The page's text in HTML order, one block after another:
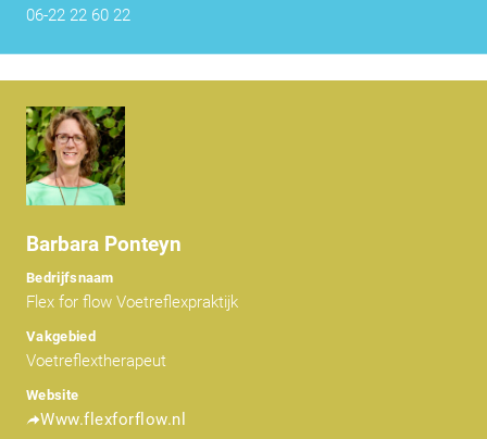
06-22 22 60 22
Barbara Ponteyn
Bedrijfsnaam
Flex for flow Voetreflexpraktijk
Vakgebied
Voetreflextherapeut
Website
Www.flexforflow.nl